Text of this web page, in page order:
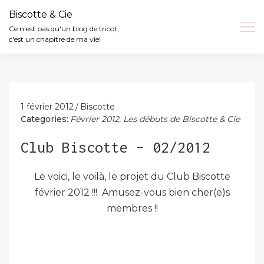
Biscotte & Cie
Ce n'est pas qu'un blog de tricot,
c'est un chapitre de ma vie!
1 février 2012
Biscotte
Categories: Février 2012, Les débuts de Biscotte & Cie
Club Biscotte – 02/2012
Le voici, le voilà, le projet du Club Biscotte
février 2012 !!! Amusez-vous bien cher(e)s
membres !!